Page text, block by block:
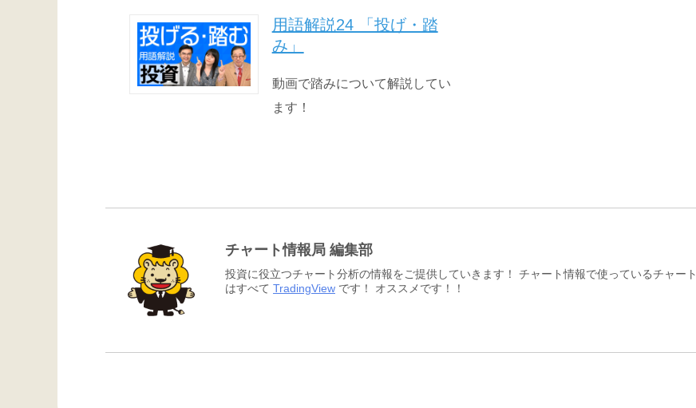
用語解説24 「投げ・踏
み」
動画で踏みについて解説してい
ます！
チャート情報局 編集部
投資に役立つチャート分析の情報をご提供していきます！ チャート情報で使っているチャート
はすべて TradingView です！ オススメです！！